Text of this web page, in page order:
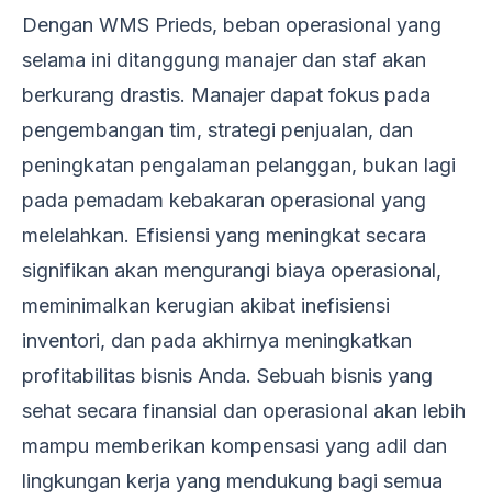
Dengan WMS Prieds, beban operasional yang
selama ini ditanggung manajer dan staf akan
berkurang drastis. Manajer dapat fokus pada
pengembangan tim, strategi penjualan, dan
peningkatan pengalaman pelanggan, bukan lagi
pada pemadam kebakaran operasional yang
melelahkan. Efisiensi yang meningkat secara
signifikan akan mengurangi biaya operasional,
meminimalkan kerugian akibat inefisiensi
inventori, dan pada akhirnya meningkatkan
profitabilitas bisnis Anda. Sebuah bisnis yang
sehat secara finansial dan operasional akan lebih
mampu memberikan kompensasi yang adil dan
lingkungan kerja yang mendukung bagi semua